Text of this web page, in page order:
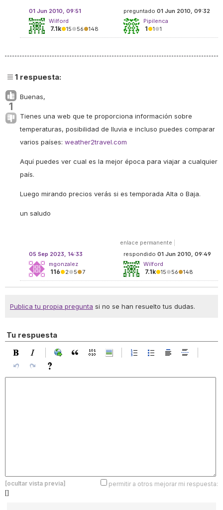
preguntado 01 Jun 2010, 09:32
Pipilenca
1●1●1
01 Jun 2010, 09:51
Wilford
7.1k●15●56●148
1 respuesta:
1
Buenas,
Tienes una web que te proporciona información sobre
temperaturas, posibilidad de lluvia e incluso puedes comparar
varios países: weather2travel.com
Aquí puedes ver cual es la mejor época para viajar a cualquier
país.
Luego mirando precios verás si es temporada Alta o Baja.
un saludo
enlace permanente
respondido 01 Jun 2010, 09:49
Wilford
7.1k●15●56●148
05 Sep 2023, 14:33
mgonzalez
116●2●5●7
Publica tu propia pregunta si no se han resuelto tus dudas.
Tu respuesta
[ocultar vista previa]
permitir a otros mejorar mi respuesta:
[]